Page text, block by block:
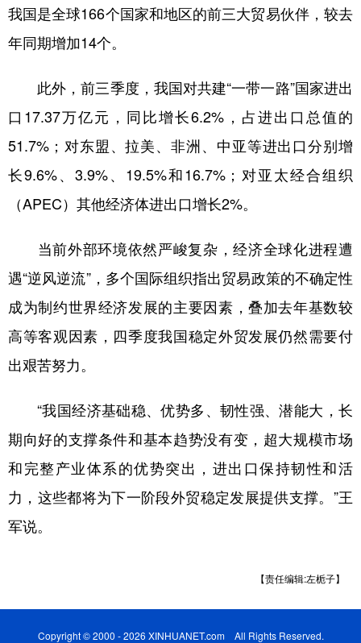
我国是全球166个国家和地区的前三大贸易伙伴，较去
年同期增加14个。
此外，前三季度，我国对共建“一带一路”国家进出
口17.37万亿元，同比增长6.2%，占进出口总值的
51.7%；对东盟、拉美、非洲、中亚等进出口分别增
长9.6%、3.9%、19.5%和16.7%；对亚太经合组织
（APEC）其他经济体进出口增长2%。
当前外部环境依然严峻复杂，经济全球化进程遭
遇“逆风逆流”，多个国际组织指出贸易政策的不确定性
成为制约世界经济发展的主要因素，叠加去年基数较
高等客观因素，四季度我国稳定外贸发展仍然需要付
出艰苦努力。
“我国经济基础稳、优势多、韧性强、潜能大，长
期向好的支撑条件和基本趋势没有变，超大规模市场
和完整产业体系的优势突出，进出口保持韧性和活
力，这些都将为下一阶段外贸稳定发展提供支撑。”王
军说。
【责任编辑:左栀子】
Copyright © 2000 - 2026 XINHUANET.com All Rights Reserved.